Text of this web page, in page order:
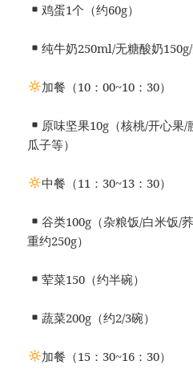
鸡蛋1个（约60g）
纯牛奶250ml/无糖酸奶
加餐（10：00~10：30）
原味坚果10g（核桃/开心果
瓜子等）
中餐（11：30~13：30）
谷类100g（杂粮饭/白米饭/
重约250g）
荤菜150（约半碗）
蔬菜200g（约2/3碗）
加餐（15：30~16：30）